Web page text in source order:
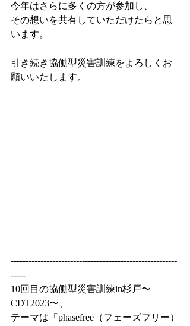
今年はさらに多くの方が参加し、
その想いを共有していただけたらと思
います。
引き続き協働型災害訓練をよろしくお
願いいたします。
--------------------------------------------------------
-----
10回目の協働型災害訓練in杉戸〜
CDT2023〜、
テーマは「phasefree（フェーズフリー）